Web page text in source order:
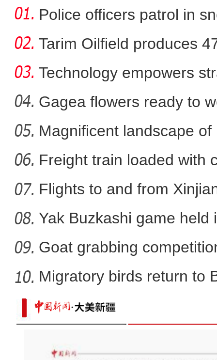
《游在新疆、吃住在兵团》
Police officers patrol in
Tarim Oilfield produces
Technology empowers
Xi
Gagea flowers ready to
Nal
Magnificent landscape
La
Freight train loaded with
Flights to and from
Yak Buzkashi game held
Goat grabbing
Migratory birds return to